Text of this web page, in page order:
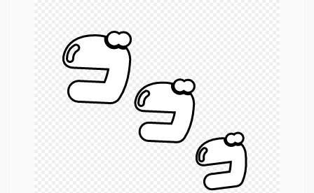
ゴゴ
ゴ